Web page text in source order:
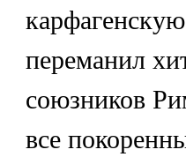
переманил
союзников
все